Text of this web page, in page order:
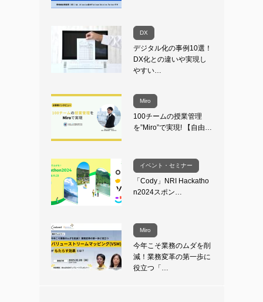
DX
デジタル化の事例10選！
DX化との違いや実現し
やすい…
Miro
100チームの授業管理
を”Miro”で実現! 【自由…
イベント・セミナー
「Cody」NRI Hackatho
n2024スポン…
Miro
今年こそ業務のムダを削
減！業務変革の第一歩に
役立つ「…